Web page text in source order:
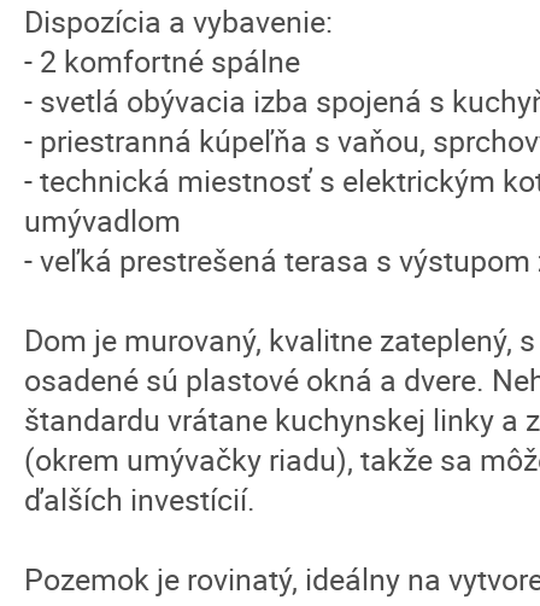
Dispozícia a vybavenie:
- 2 komfortné spálne
- svetlá obývacia izba spojená s
- priestranná kúpeľňa s vaňou,
- technická miestnosť s elektrickým
umývadlom
- veľká prestrešená terasa s
Dom je murovaný, kvalitne zateplený,
osadené sú plastové okná a dvere.
štandardu vrátane kuchynskej linky a
(okrem umývačky riadu), takže sa
ďalších investícií.
Pozemok je rovinatý, ideálny na